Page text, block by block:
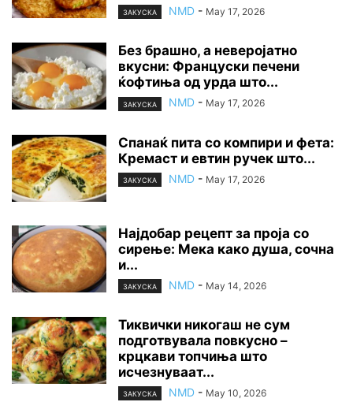
ЗАКУСКА NMD - May 17, 2026
Без брашно, а неверојатно
вкусни: Француски печени
ќофтиња од урда што...
ЗАКУСКА NMD - May 17, 2026
Спанаќ пита со компири и фета:
Кремаст и евтин ручек што...
ЗАКУСКА NMD - May 17, 2026
Најдобар рецепт за проја со
сирење: Мека како душа, сочна
и...
ЗАКУСКА NMD - May 14, 2026
Тиквички никогаш не сум
подготвувала повкусно –
крцкави топчиња што
исчезнуваат...
ЗАКУСКА NMD - May 10, 2026